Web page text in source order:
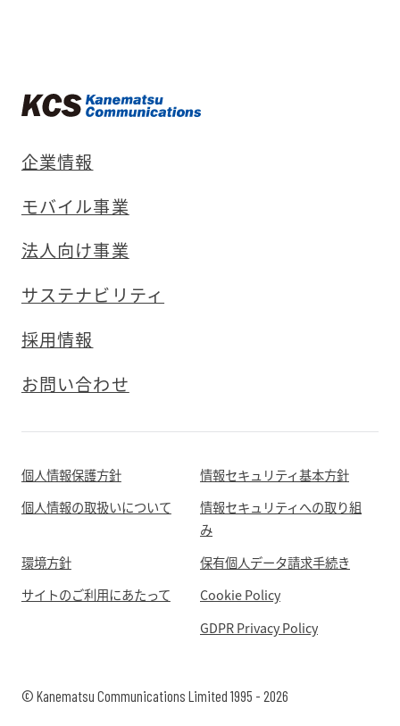
企業情報
モバイル事業
法人向け事業
サステナビリティ
採用情報
お問い合わせ
個人情報保護方針
情報セキュリティ基本方針
個人情報の取扱いについて
情報セキュリティへの取り組
み
環境方針
保有個人データ請求手続き
サイトのご利用にあたって
Cookie Policy
GDPR Privacy Policy
© Kanematsu Communications Limited 1995 - 2026